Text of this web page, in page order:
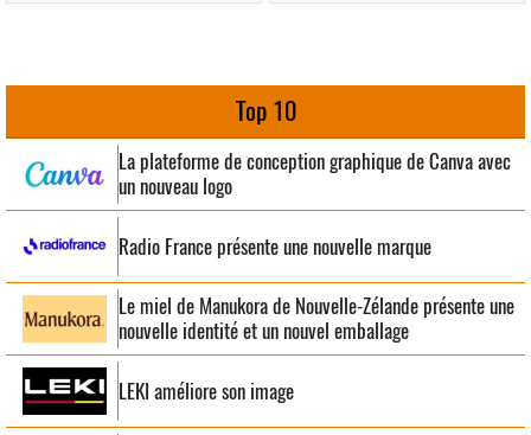
Top 10
La plateforme de conception graphique de Canva avec
un nouveau logo
Radio France présente une nouvelle marque
Le miel de Manukora de Nouvelle-Zélande présente une
nouvelle identité et un nouvel emballage
LEKI améliore son image